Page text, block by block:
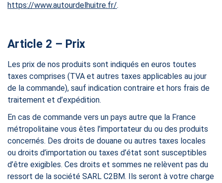
https://www.autourdelhuitre.fr/.
Article 2 – Prix
Les prix de nos produits sont indiqués en euros toutes
taxes comprises (TVA et autres taxes applicables au jour
de la commande), sauf indication contraire et hors frais de
traitement et d’expédition.
En cas de commande vers un pays autre que la France
métropolitaine vous êtes l’importateur du ou des produits
concernés. Des droits de douane ou autres taxes locales
ou droits d’importation ou taxes d’état sont susceptibles
d’être exigibles. Ces droits et sommes ne relèvent pas du
ressort de la société SARL C2BM. Ils seront à votre charge